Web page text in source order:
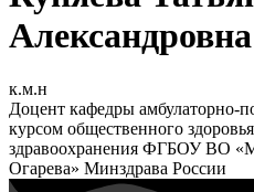
Александровна
к.м.н
Доцент кафедры амбулаторно-
курсом общественного
здравоохранения ФГБОУ ВО
Огарева» Минздрава России